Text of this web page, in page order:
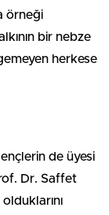
örneği
bir nebze
herkese
de üyesi
Dr. Saffet